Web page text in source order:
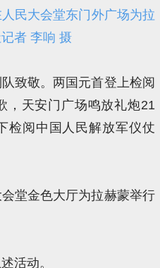
民大会堂东门外广场为拉
者 李响 摄
致敬。两国元首登上检阅
，天安门广场鸣放礼炮21
检阅中国人民解放军仪仗
堂金色大厅为拉赫蒙举行
活动。